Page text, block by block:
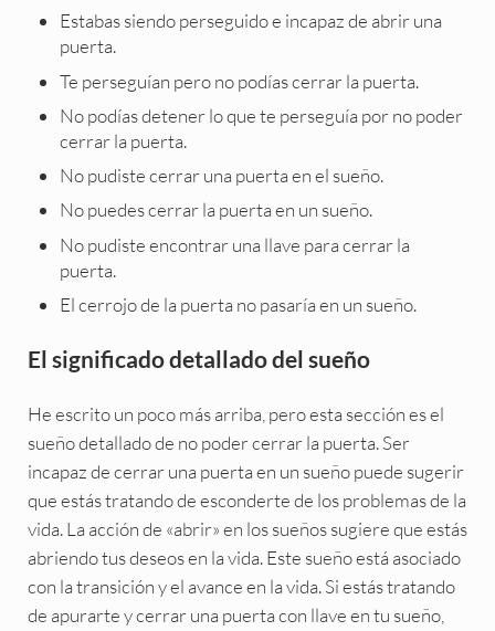
Estabas siendo perseguido e incapaz de abrir una
puerta.
Te perseguían pero no podías cerrar la puerta.
No podías detener lo que te perseguía por no poder
cerrar la puerta.
No pudiste cerrar una puerta en el sueño.
No puedes cerrar la puerta en un sueño.
No pudiste encontrar una llave para cerrar la
puerta.
El cerrojo de la puerta no pasaría en un sueño.
El significado detallado del sueño
He escrito un poco más arriba, pero esta sección es el
sueño detallado de no poder cerrar la puerta. Ser
incapaz de cerrar una puerta en un sueño puede sugerir
que estás tratando de esconderte de los problemas de la
vida. La acción de «abrir» en los sueños sugiere que estás
abriendo tus deseos en la vida. Este sueño está asociado
con la transición y el avance en la vida. Si estás tratando
de apurarte y cerrar una puerta con llave en tu sueño,